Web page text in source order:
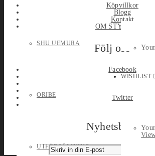
SHU UEMURA
ORIBE
UTFÖRSÄLJNING
WISHLIST
Köpvillkor
Blogg
Kontakt
OM STYLEPORT
Följ oss
Facebook
Twitter
Nyhetsbrev